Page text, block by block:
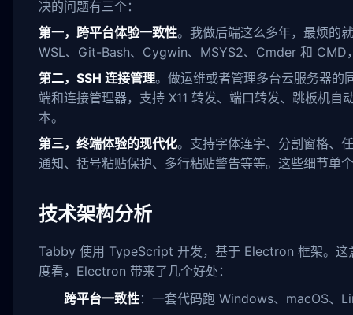
决的问题有三个：
第一，跨平台体验一致性。我做后端这么多年，最烦的
WSL、Git-Bash、Cygwin、MSYS2、Cmder 和 CMD
第二，SSH 连接管理。做运维或者管理多台云服务器的
端和连接管理器，支持 X11 转发、端口转发、跳板机
本。
第三，终端体验的现代化。支持字体连字、分割窗格、
通知、括号粘贴保护、多行粘贴警告等等。这些细节单
技术架构分析
Tabby 使用 TypeScript 开发，基于 Electron 框架。
度看，Electron 带来了几个好处：
跨平台一致性：一套代码跑 Windows、macOS、